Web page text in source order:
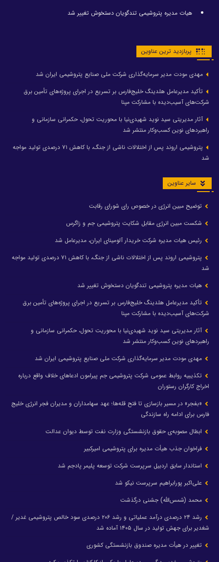
هیات مدیره پتروشیمی تندگویان دستخوش تغییر شد
پربازدید ترین عناوین
مهدی مودت مدیر سرمایه‌گذاری شرکت ملی صنایع پتروشیمی ایران شد
تأکید مدیرعامل هلدینگ خلیج‌فارس بر تسریع در اجرای پروژه‌های تأمین برق
شرکت‌های آسیب‌دیده با مشارکت مپنا
آثار مدیریتی سید نوید شهیدی‌نیا با محوریت تحول، حکمرانی سازمانی و
راهبردهای نوین کسب‌وکار منتشر شد
پتروشیمی اروند پس از اختلالات ناشی از جنگ، با کاهش ۷۱ درصدی تولید مواجه
شد
سایر عناوین
توضیح مبین انرژی در خصوص رای شورای رقابت
شکست مبین انرژی مقابل شکایت پتروشیمی جم و زاگرس
رئیس هیات مدیره شرکت خریدار آلومینای ایران، مدیرعامل شد
پتروشیمی اروند پس از اختلالات ناشی از جنگ، با کاهش ۷۱ درصدی تولید مواجه
شد
هیات مدیره پتروشیمی تندگویان دستخوش تغییر شد
تأکید مدیرعامل هلدینگ خلیج‌فارس بر تسریع در اجرای پروژه‌های تأمین برق
شرکت‌های آسیب‌دیده با مشارکت مپنا
آثار مدیریتی سید نوید شهیدی‌نیا با محوریت تحول، حکمرانی سازمانی و
راهبردهای نوین کسب‌وکار منتشر شد
مهدی مودت مدیر سرمایه‌گذاری شرکت ملی صنایع پتروشیمی ایران شد
تکذیبیه روابط عمومی شرکت پتروشیمی جم پیرامون ادعاهای خلاف واقع درباره
اخراج کارگران رستوران
«بفجر» در مسیر بازسازی تا فتح قله‌ها؛ عهد سهامداران و مدیران فجر انرژی خلیج
فارس برای ادامه راه سازندگی
ابطال مصوبه‌ی حقوق بازنشستگی وزارت نفت توسط دیوان عدالت
فراخوان جذب هیأت مدیره برای پتروشیمی امیرکبیر
استاندار سابق اردبیل سرپرست شرکت توسعه پلیمر پادجم شد
علی‌اکبر پورابراهیم سرپرست نیکو شد
محمد (شمس‌الله) جشنی درگذشت
رشد ۲۴ درصدی درآمد عملیاتی و رشد ۲۰۶ درصدی سود خالص پتروشیمی غدیر /
شغدیر برای جهش تولید در سال ۱۴۰۵ آماده شد
تغییر در هیأت مدیره صندوق بازنشستگی کشوری